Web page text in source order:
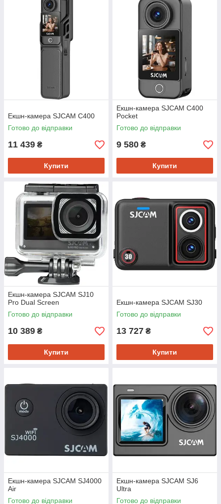
Екшн-камера SJCAM C400
Готово до відправки
11 439 ₴
Купити
Екшн-камера SJCAM C400
Pocket
Готово до відправки
9 580 ₴
Купити
Екшн-камера SJCAM SJ10
Pro Dual Screen
Готово до відправки
10 389 ₴
Купити
Екшн-камера SJCAM SJ30
Готово до відправки
13 727 ₴
Купити
Екшн-камера SJCAM SJ4000
Air
Готово до відправки
Екшн-камера SJCAM SJ6
Ultra
Готово до відправки